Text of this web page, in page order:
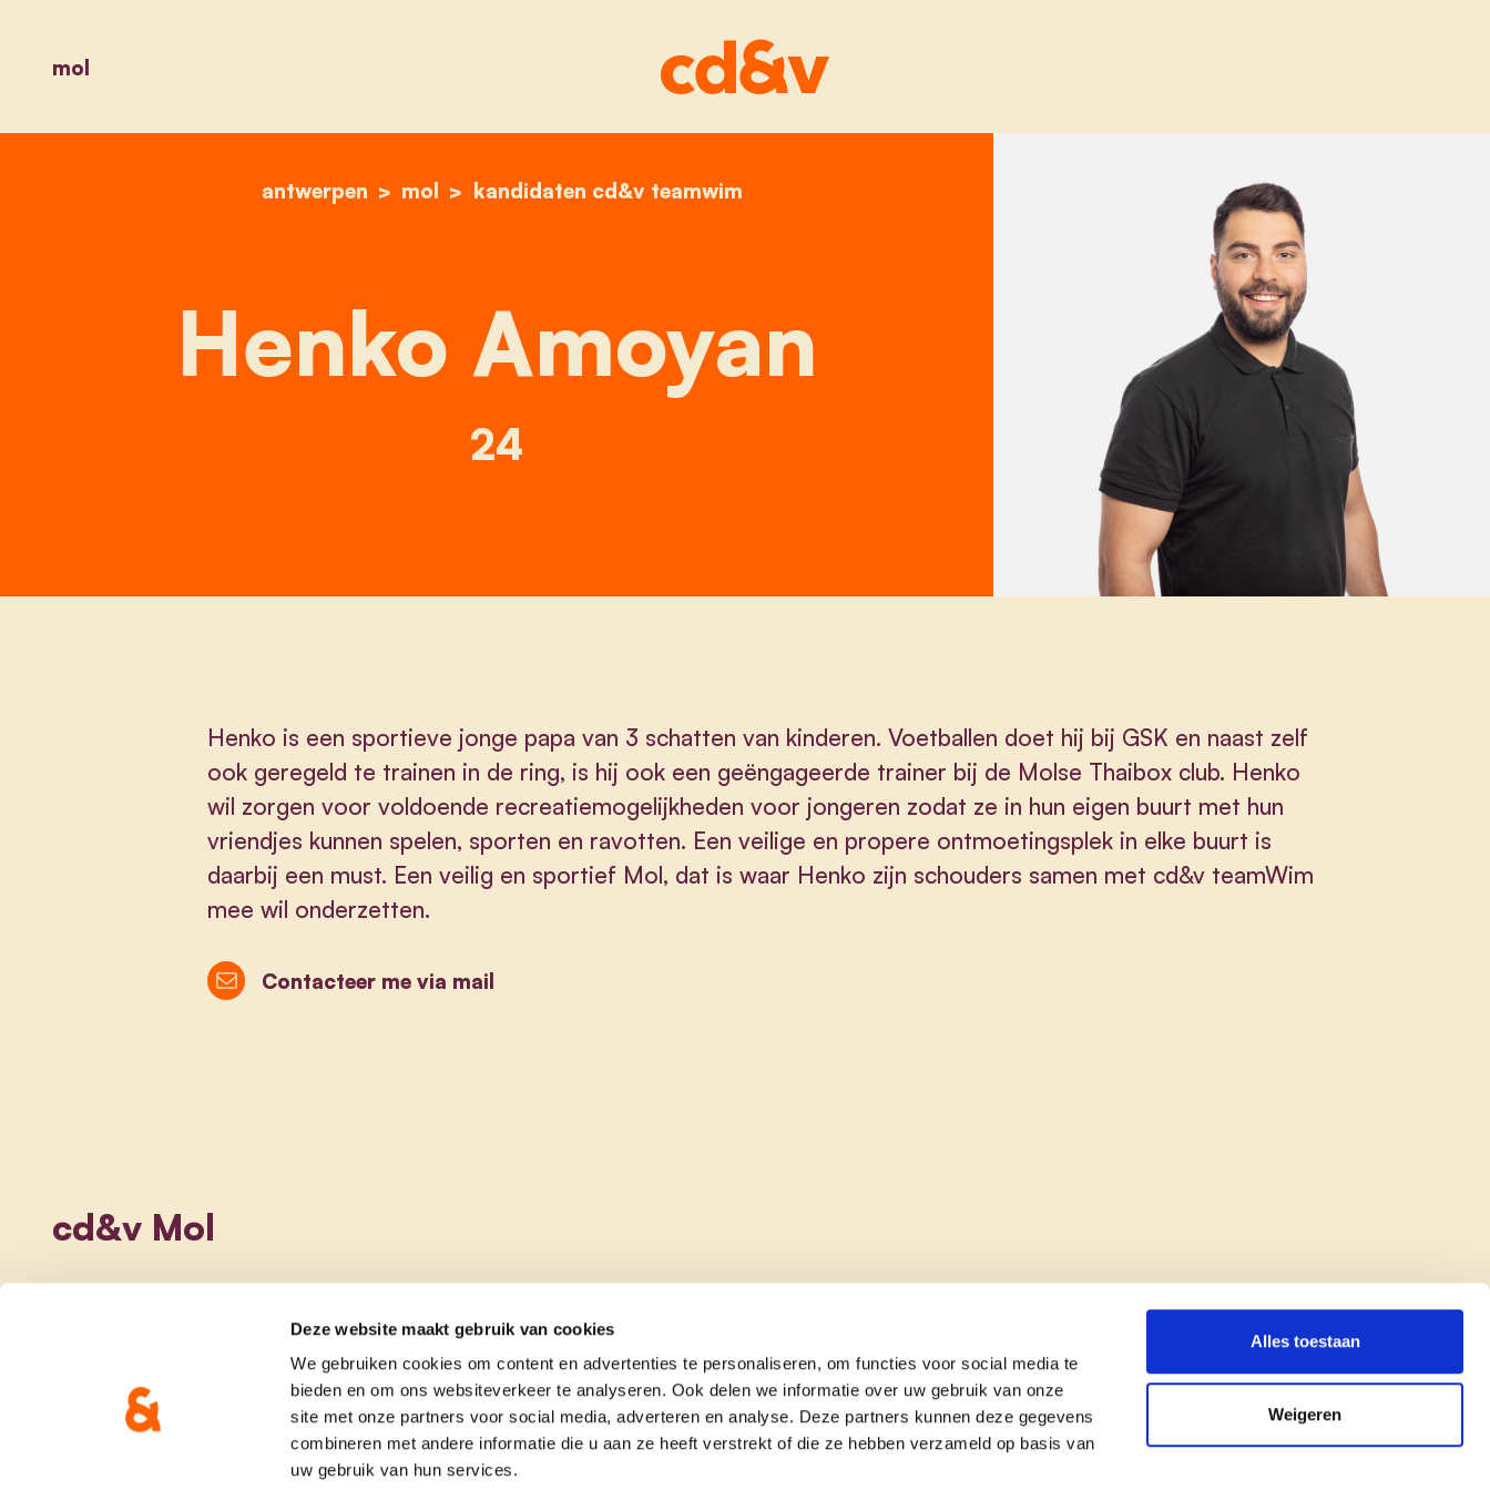
Deze website maakt gebruik van cookies
We gebruiken cookies om content en advertenties te personaliseren, om functies voor social media te
bieden en om ons websiteverkeer te analyseren. Ook delen we informatie over uw gebruik van onze
site met onze partners voor social media, adverteren en analyse. Deze partners kunnen deze gegevens
combineren met andere informatie die u aan ze heeft verstrekt of die ze hebben verzameld op basis van
uw gebruik van hun services.
Alles toestaan
Weigeren
mol
home
antwerpen mol kandidaten cd&v teamwim
henko amoyan
Henko Amoyan
24
Henko is een sportieve jonge papa van 3 schatten van kinderen. Voetballen doet hij bij GSK en naast zelf
ook geregeld te trainen in de ring, is hij ook een geëngageerde trainer bij de Molse Thaibox club. Henko
wil zorgen voor voldoende recreatiemogelijkheden voor jongeren zodat ze in hun eigen buurt met hun
vriendjes kunnen spelen, sporten en ravotten. Een veilige en propere ontmoetingsplek in elke buurt is
daarbij een must. Een veilig en sportief Mol, dat is waar Henko zijn schouders samen met cd&v teamWim
mee wil onderzetten.
Contacteer me via mail
cd&v Mol